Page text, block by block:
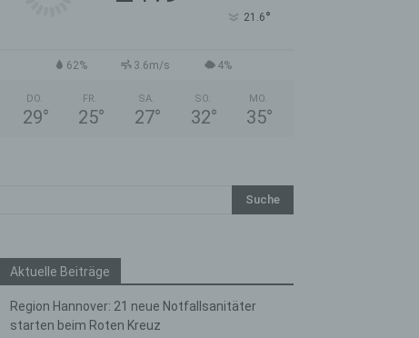
21.6°
62% 3.6m/s 4%
DO.
29°
FR.
25°
SA.
27°
SO.
32°
MO.
35°
Aktuelle Beiträge
Region Hannover: 21 neue Notfallsanitäter
starten beim Roten Kreuz